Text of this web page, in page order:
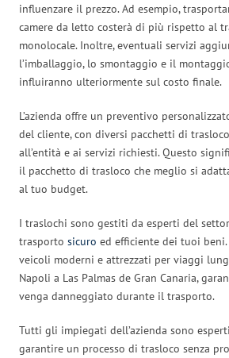
influenzare il prezzo. Ad esempio,
camere da letto costerà di più rispetto al
monolocale. Inoltre, eventuali servizi
l’imballaggio, lo smontaggio e il
influiranno ulteriormente sul costo finale.
L’azienda offre un preventivo
del cliente, con diversi pacchetti di
all’entità e ai servizi richiesti. Questo
il pacchetto di trasloco che meglio si
al tuo budget.
I traslochi sono gestiti da esperti del
trasporto sicuro ed efficiente dei tuoi beni.
veicoli moderni e attrezzati per viaggi
Napoli a Las Palmas de Gran Canaria,
venga danneggiato durante il trasporto.
Tutti gli impiegati dell’azienda sono
garantire un processo di trasloco senza